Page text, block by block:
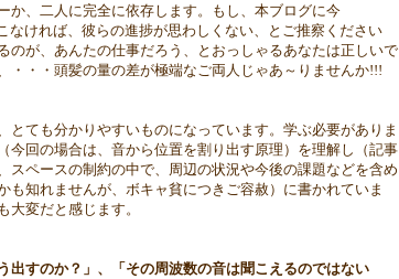
か、二人に完全に依存します。もし、本ブログに今
なければ、彼らの進捗が思わしくない、とご推察ください
のが、あんたの仕事だろう、とおっしゃるあなたは正しいで
・・・頭髪の量の差が極端なご両人じゃあ～りませんか!!!
ても分かりやすいものになっています。学ぶ必要がありま
今回の場合は、音から位置を割り出す原理）を理解し（記事
スペースの制約の中で、周辺の状況や今後の課題などを含め
も知れませんが、ボキャ貧につきご容赦）に書かれていま
大変だと感じます。
出すのか？」、「その周波数の音は聞こえるのではない